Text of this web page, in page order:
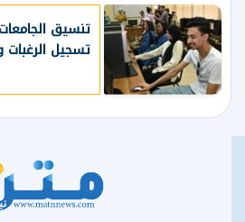
تسجيل الرغبات